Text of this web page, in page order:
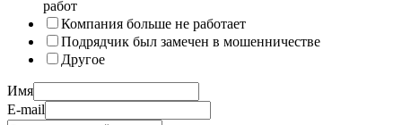
работ
Компания больше не работает
Подрядчик был замечен в мошенничестве
Другое
Имя
E-mail